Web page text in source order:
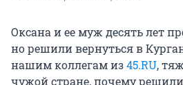
Оксана и ее муж десять лет
но решили вернуться в
нашим коллегам из45.RU,
чужой стране, почему